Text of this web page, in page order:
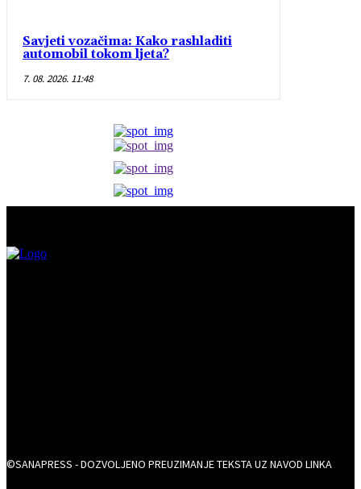
Savjeti vozačima: Kako rashladiti
automobil tokom ljeta?
7. 08. 2026. 11:48
©SANAPRESS - DOZVOLJENO PREUZIMANJE TEKSTA UZ NAVOD LINKA